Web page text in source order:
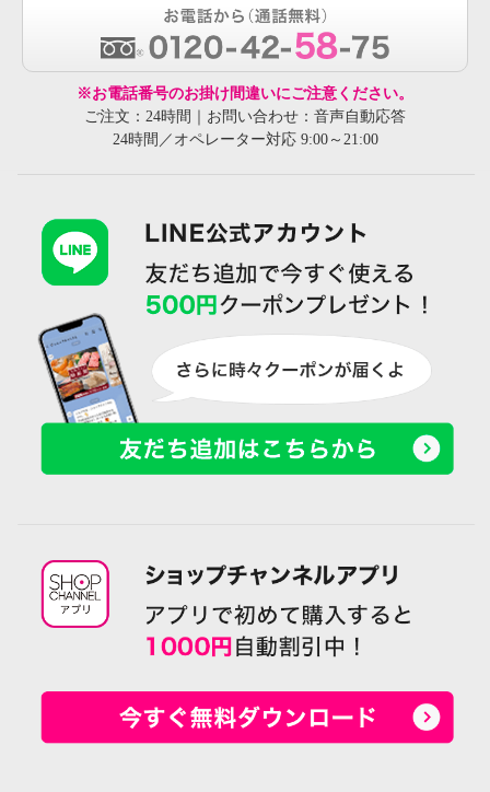
※お電話番号のお掛け間違いにご注意ください。
ご注文：24時間｜お問い合わせ：音声自動応答
24時間／オペレーター対応 9:00～21:00